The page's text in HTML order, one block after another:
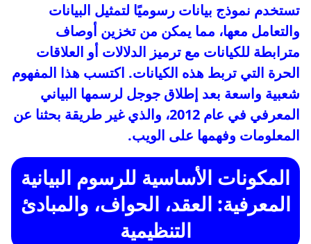
تستخدم نموذج بيانات رسوميًا لتمثيل البيانات
والتعامل معها، مما يمكن من تخزين أوصاف
مترابطة للكيانات مع ترميز الدلالات أو العلاقات
الحرة التي تربط هذه الكيانات. اكتسب هذا المفهوم
شعبية واسعة بعد إطلاق جوجل لرسمها البياني
المعرفي في عام 2012، والذي غير طريقة بحثنا عن
المعلومات وفهمها على الويب.
المكونات الأساسية للرسوم البيانية
المعرفية: العقد، الحواف، والمبادئ
التنظيمية